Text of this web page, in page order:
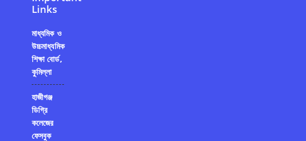
Links
মাধ্যমিক ও
উচ্চমাধ্যমিক
শিক্ষা বোর্ড,
কুমিল্লা
হাজীগঞ্জ
ডিগ্রি
কলেজের
ফেসবুক